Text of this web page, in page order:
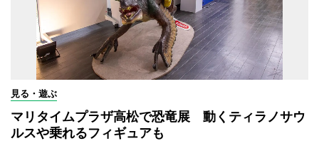
見る・遊ぶ
マリタイムプラザ高松で恐竜展 動くティラノサウ
ルスや乗れるフィギュアも